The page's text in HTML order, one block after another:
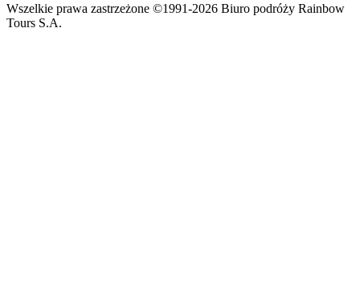
Wszelkie prawa zastrzeżone ©1991-2026 Biuro podróży Rainbow
Tours S.A.